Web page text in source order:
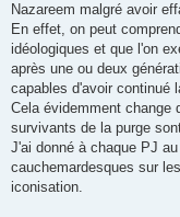
Nazareem malgré avoir
En effet, on peut
idéologiques et que l'on
après une ou deux
capables d'avoir continué
Cela évidemment change
survivants de la purge
J'ai donné à chaque PJ
cauchemardesques sur
iconisation.